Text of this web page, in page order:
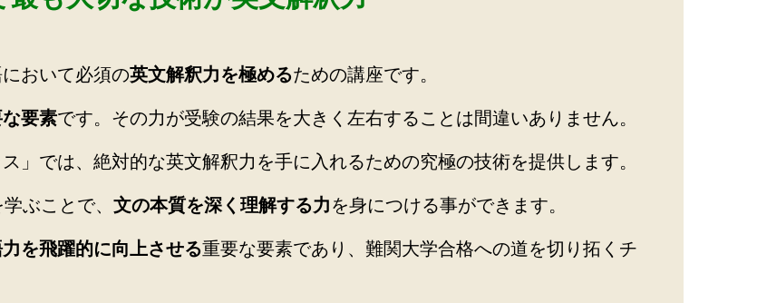
おいて必須の英文解釈力を極めるための講座です。
要素です。その力が受験の結果を大きく左右することは間違いありません。
」では、絶対的な英文解釈力を手に入れるための究極の技術を提供します。
ぶことで、 文の本質を深く理解する力を身につける事ができます。
を飛躍的に向上させる重要な要素であり、難関大学合格への道を切り拓くチ